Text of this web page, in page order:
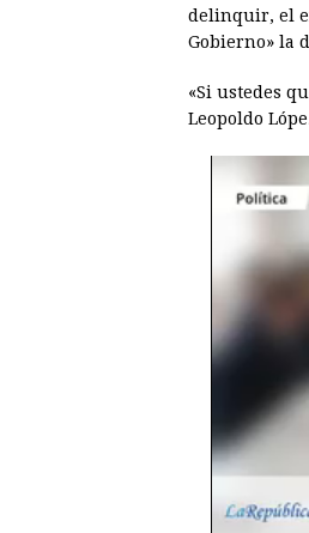
delinquir, el
Gobierno» la
«Si ustedes
Leopoldo